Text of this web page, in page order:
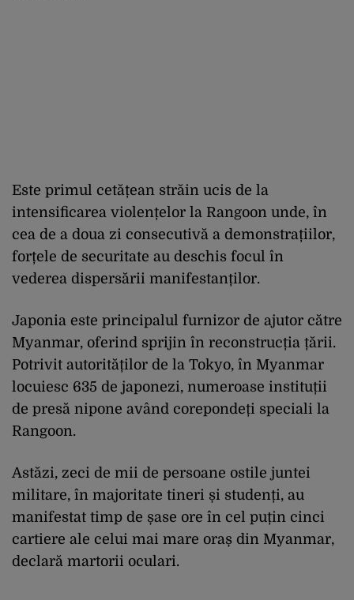
Este primul cetățean străin ucis de la
intensificarea violențelor la Rangoon unde, în
cea de a doua zi consecutivă a demonstrațiilor,
forțele de securitate au deschis focul în
vederea dispersării manifestanților.
Japonia este principalul furnizor de ajutor către
Myanmar, oferind sprijin în reconstrucția țării.
Potrivit autorităților de la Tokyo, în Myanmar
locuiesc 635 de japonezi, numeroase instituții
de presă nipone având corepondeți speciali la
Rangoon.
Astăzi, zeci de mii de persoane ostile juntei
militare, în majoritate tineri și studenți, au
manifestat timp de șase ore în cel puțin cinci
cartiere ale celui mai mare oraș din Myanmar,
declară martorii oculari.